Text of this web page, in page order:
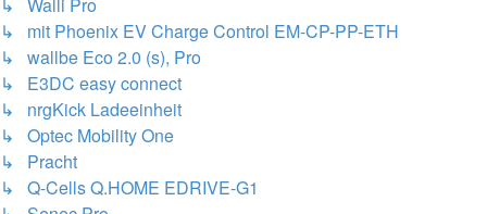
↳ Walli Pro
↳ mit Phoenix EV Charge Control EM-CP-PP-ETH
↳ wallbe Eco 2.0 (s), Pro
↳ E3DC easy connect
↳ nrgKick Ladeeinheit
↳ Optec Mobility One
↳ Pracht
↳ Q-Cells Q.HOME EDRIVE-G1